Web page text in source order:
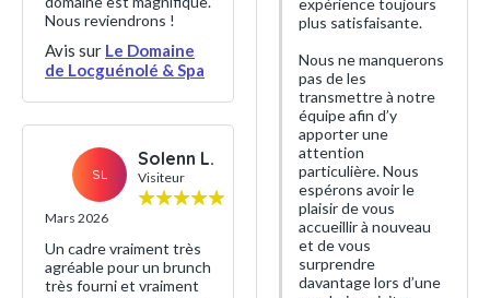
Nous reviendrons !
Avis sur Le Domaine
de Locguénolé & Spa
SL
Solenn L.
Visiteur
Mars 2026
Un cadre vraiment très
agréable pour un brunch
très fourni et vraiment
expérience toujours
plus satisfaisante.
Nous ne manquerons
pas de les
transmettre à notre
équipe afin d’y
apporter une
attention
particulière. Nous
espérons avoir le
plaisir de vous
accueillir à nouveau
et de vous
surprendre
davantage lors d’une